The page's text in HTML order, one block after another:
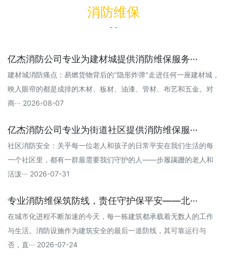
消防维保
- -
亿杰消防公司专业为建材城提供消防维保服务···
建材城消防痛点：易燃货物背后的"隐形炸弹"走进任何一座建材城，
映入眼帘的都是成排的木材、板材、油漆、管材、布艺和五金。对
商··· 2026-08-07
亿杰消防公司专业为街道社区提供消防维保服···
社区消防安全：关乎每一位老人和孩子的日常平安在我们生活的每
一个社区里，都有一群最需要我们守护的人——步履蹒跚的老人和
活泼··· 2026-07-31
专业消防维保筑防线，责任守护保平安——北···
在城市化进程不断加速的今天，每一栋建筑都承载着无数人的工作
与生活。消防设施作为建筑安全的最后一道防线，其可靠运行与
否，直··· 2026-07-24